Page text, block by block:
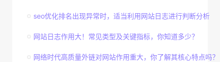
seo优化排名出现异常时，适当利用网站日志进行判断分析
网站日志作用大！常见类型及关键指标，你知道多少？
网络时代高质量外链对网站作用重大，你了解其核心特点吗？